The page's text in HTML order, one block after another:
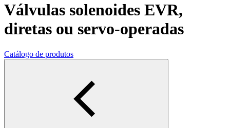
Válvulas solenoides EVR,
diretas ou servo-operadas
Catálogo de produtos